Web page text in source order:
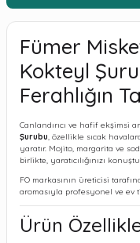
Fümer
Kokteyl
Ferahlığın
Canlandırıcı ve hafif ekşimsi
Şurubu, özellikle sıcak
yaratır. Mojito, margarita ve
birlikte, yaratıcılığınızı
FO markasının üreticisi
aromasıyla profesyonel ve
Ürün